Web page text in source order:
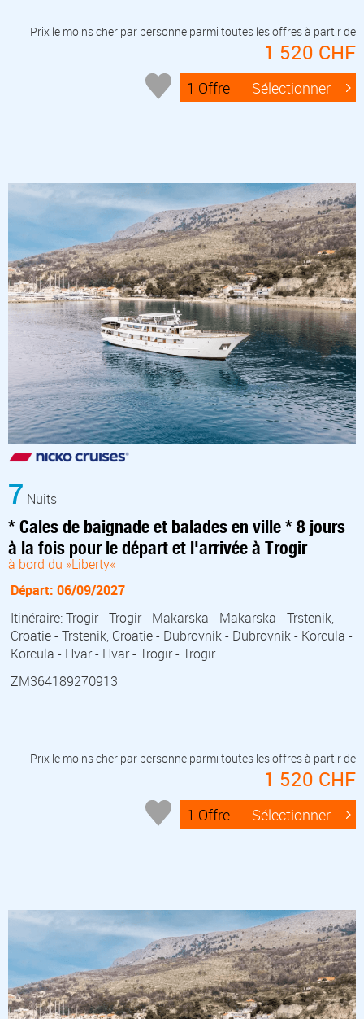
Prix le moins cher par personne parmi toutes les offres à partir de
1 520 CHF
1 Offre Sélectionner
7 Nuits
* Cales de baignade et balades en ville * 8 jours
à la fois pour le départ et l'arrivée à Trogir
à bord du »Liberty«
Départ: 06/09/2027
Itinéraire: Trogir - Trogir - Makarska - Makarska - Trstenik,
Croatie - Trstenik, Croatie - Dubrovnik - Dubrovnik - Korcula -
Korcula - Hvar - Hvar - Trogir - Trogir
ZM364189270913
Prix le moins cher par personne parmi toutes les offres à partir de
1 520 CHF
1 Offre Sélectionner